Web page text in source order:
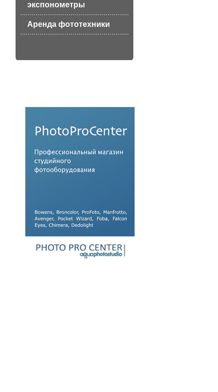
экспонометры
Аренда фототехники